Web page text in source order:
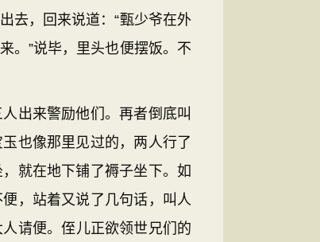
去，回来说道：“甄少爷在外
。”说毕，里头也便摆饭。不
出来警励他们。再者倒底叫
也像那里见过的，两人行了
就在地下铺了褥子坐下。如
，站着又说了几句话，叫人
请便。侄儿正欲领世兄们的